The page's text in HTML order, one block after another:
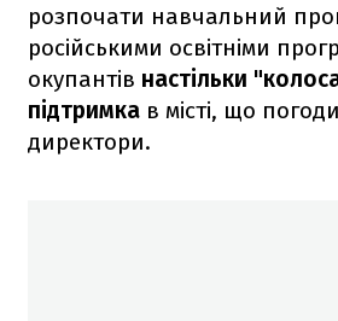
розпочати навчальний
російськими освітніми
окупантів настільки
підтримка в місті, що
директори.